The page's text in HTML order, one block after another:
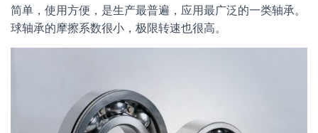
简单，使用方便，是生产最普遍，应用最广泛的一类轴承。
球轴承的摩擦系数很小，极限转速也很高。